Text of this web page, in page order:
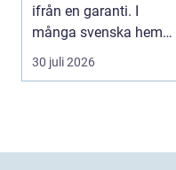
ifrån en garanti. I
många svenska hem
innehåller kranvatt...
30 juli 2026